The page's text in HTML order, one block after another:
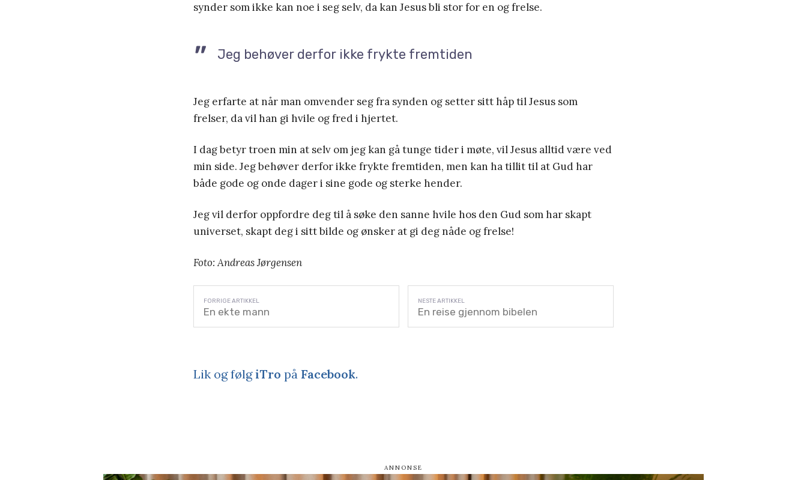
synder som ikke kan noe i seg selv, da kan Jesus bli stor for en og frelse.
Jeg behøver derfor ikke frykte fremtiden
Jeg erfarte at når man omvender seg fra synden og setter sitt håp til Jesus som
frelser, da vil han gi hvile og fred i hjertet.
I dag betyr troen min at selv om jeg kan gå tunge tider i møte, vil Jesus alltid være ved
min side. Jeg behøver derfor ikke frykte fremtiden, men kan ha tillit til at Gud har
både gode og onde dager i sine gode og sterke hender.
Jeg vil derfor oppfordre deg til å søke den sanne hvile hos den Gud som har skapt
universet, skapt deg i sitt bilde og ønsker at gi deg nåde og frelse!
Foto: Andreas Jørgensen
En ekte mann En reise gjennom bibelen
Lik og følgiTro på Facebook.